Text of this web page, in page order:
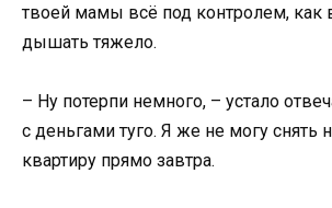
твоей мамы всё под контролем, как
дышать тяжело.
– Ну потерпи немного, – устало
с деньгами туго. Я же не могу
квартиру прямо завтра.